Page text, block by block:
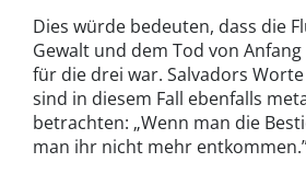
Dies würde bedeuten, dass die
Gewalt und dem Tod von
für die drei war. Salvadors
sind in diesem Fall ebenfalls
betrachten: „Wenn man die
man ihr nicht mehr